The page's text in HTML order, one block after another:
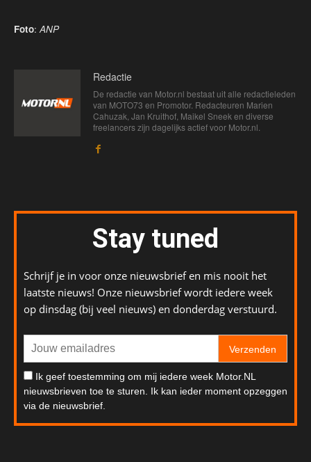
Foto:ANP
Redactie
De redactie van Motor.nl bestaat uit alle redactieleden
van MOTO73 en Promotor. Redacteuren Marien
Cahuzak, Jan Kruithof, Maikel Sneek en diverse
freelancers zijn dagelijks actief voor Motor.nl.
Stay tuned
Schrijf je in voor onze nieuwsbrief en mis nooit het
laatste nieuws! Onze nieuwsbrief wordt iedere week
op dinsdag (bij veel nieuws) en donderdag verstuurd.
Verzenden
Ik geef toestemming om mij iedere week Motor.NL
nieuwsbrieven toe te sturen. Ik kan ieder moment opzeggen
via de nieuwsbrief.